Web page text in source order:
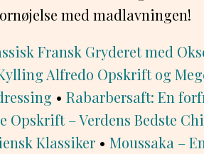
med madlavningen!
Fransk Gryderet med
Alfredo Opskrift og
• Rabarbersaft: En
Opskrift – Verdens Bedste
Klassiker • Moussaka –